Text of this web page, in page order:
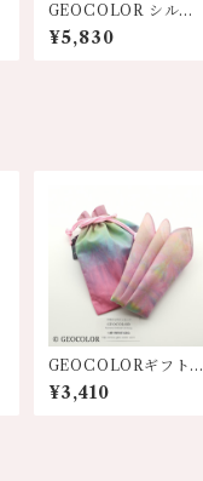
GEOCOLOR シルク
ミニスカーフ100S
【濃厚ワイン系】
¥5,830
GEOCOLORギフトセ
ット【巾着&ハンカ
チ】8色展開
¥3,410